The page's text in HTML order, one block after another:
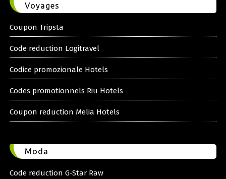
Voyages
Coupon Tripsta
Code reduction Logitravel
Codice promozionale Hotels
Codes promotionnels Riu Hotels
Coupon reduction Melia Hotels
Moda
Code reduction G-Star Raw